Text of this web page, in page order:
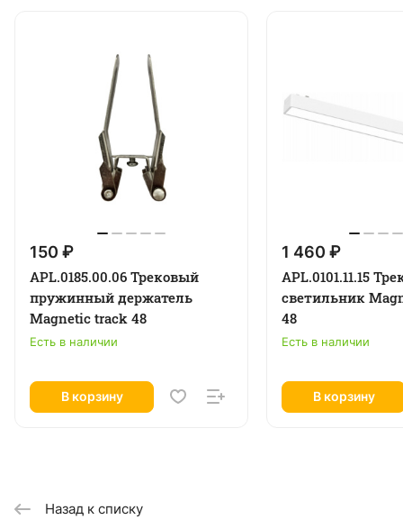
150 ₽
APL.0185.00.06 Трековый
пружинный держатель
Magnetic track 48
Есть в наличии
В корзину
1 460 ₽
APL.0101.11.15
светильник
48
Есть в наличии
В корзину
Назад к списку